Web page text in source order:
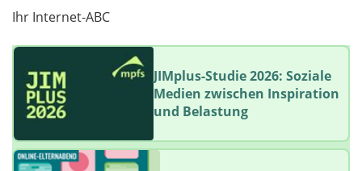
Ihr Internet-ABC
JIMplus-Studie 2026: Soziale
Medien zwischen Inspiration
und Belastung